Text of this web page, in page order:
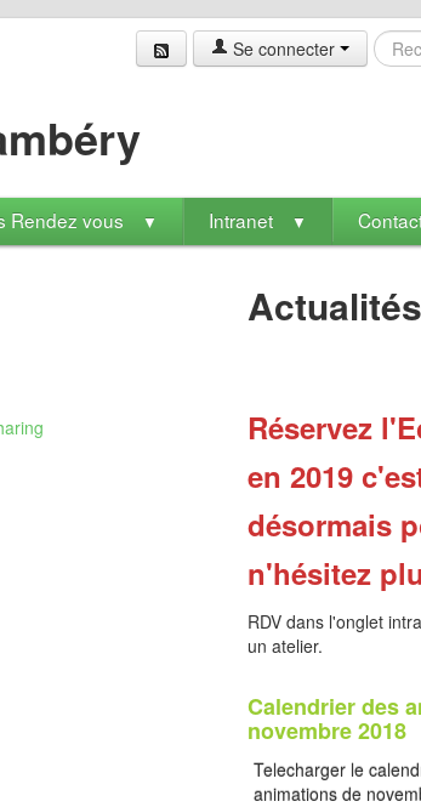
Se connecter
Rendez vous ▼ Intranet ▼
Actualités
Réservez
en 2019
désormais
n'hésitez
RDV dans l'onglet
un atelier.
Calendrier des
novembre 2018
Telecharger le
animations de